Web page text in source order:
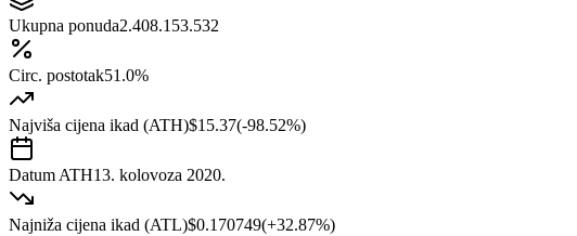
Ukupna ponuda2.408.153.532
Circ. postotak51.0%
Najviša cijena ikad (ATH)$15.37(-98.52%)
Datum ATH13. kolovoza 2020.
Najniža cijena ikad (ATL)$0.170749(+32.87%)